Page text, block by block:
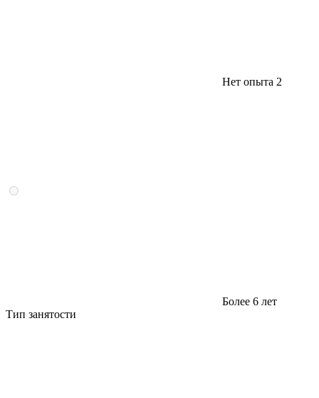
Нет опыта 2
Более 6 лет
Тип занятости